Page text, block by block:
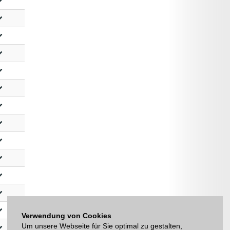
Verwendung von Cookies
Um unsere Webseite für Sie optimal zu gestalten,